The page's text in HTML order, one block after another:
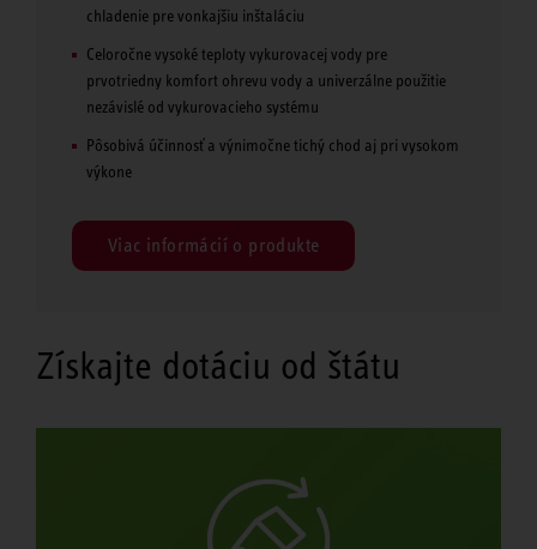
chladenie pre vonkajšiu inštaláciu
Celoročne vysoké teploty vykurovacej vody pre
prvotriedny komfort ohrevu vody a univerzálne použitie
nezávislé od vykurovacieho systému
Pôsobivá účinnosť a výnimočne tichý chod aj pri vysokom
výkone
Viac informácií o produkte
Získajte dotáciu od štátu